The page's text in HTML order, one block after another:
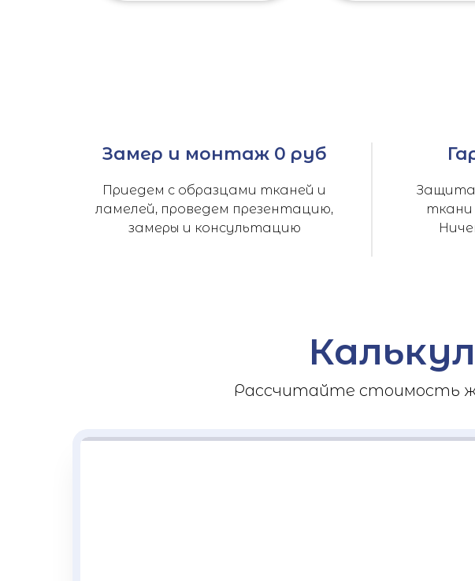
Замер и монтаж 0 руб
Приедем с образцами тканей и
ламелей, проведем презентацию,
замеры и консультацию
Защита
ткани
Рассчитайте стоимость